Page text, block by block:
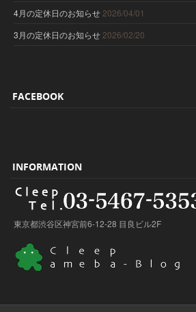
4月の定休日のお知らせ 2026/04/01
3月の定休日のお知らせ 2026/02/20
FACEBOOK
INFORMATION
東京都渋谷区神宮前6-12-28 目良ビル2F